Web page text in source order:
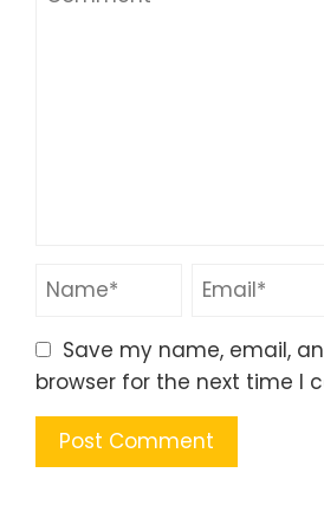
Save my name, email,
browser for the next time I